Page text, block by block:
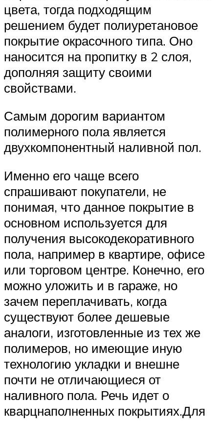
цвета, тогда подходящим
решением будет полиуретановое
покрытие окрасочного типа. Оно
наносится на пропитку в 2 слоя,
дополняя защиту своими
свойствами.
Самым дорогим вариантом
полимерного пола является
двухкомпонентный наливной пол.
Именно его чаще всего
спрашивают покупатели, не
понимая, что данное покрытие в
основном используется для
получения высокодекоративного
пола, например в квартире, офисе
или торговом центре. Конечно, его
можно уложить и в гараже, но
зачем переплачивать, когда
существуют более дешевые
аналоги, изготовленные из тех же
полимеров, но имеющие иную
технологию укладки и внешне
почти не отличающиеся от
наливного пола. Речь идет о
кварцнаполненных покрытиях.Для